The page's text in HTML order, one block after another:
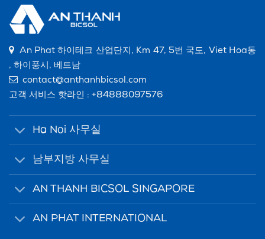
An Phat 하이테크 산업단지, Km 47, 5번 국도, Viet Hoa동
, 하이풍시, 베트남
contact@anthanhbicsol.com
고객 서비스 핫라인 : +84888097576
Ha Noi 사무실
남부지방 사무실
AN THANH BICSOL SINGAPORE
AN PHAT INTERNATIONAL